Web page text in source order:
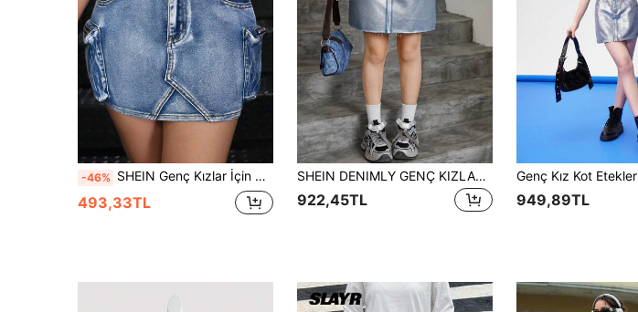
-46% SHEIN Genç Kızlar İçin Şık Mavi Kot Elastik Mini Etek
493,33TL
SHEIN DENIMLY GENÇ KIZLAR İÇİN Y2K URBAN STREET CHIC BOHO GÜMÜŞ BASKILI DETAYLI KOT ETEK, Elastik Bel ve Klasik Beş Cep. Ve Şık
922,45TL
Genç Kız Kot Etekler
949,89TL